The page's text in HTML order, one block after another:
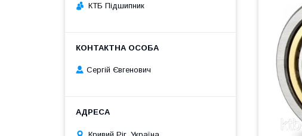
КТБ Підшипник
Сергій Євгенович